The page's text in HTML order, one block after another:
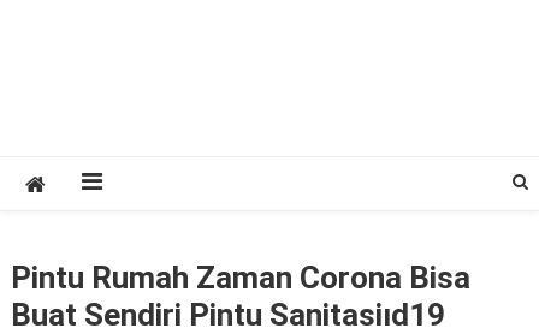
Pintu Rumah Zaman Corona Bisa
Buat Sendiri Pintu Sanitasiıd19